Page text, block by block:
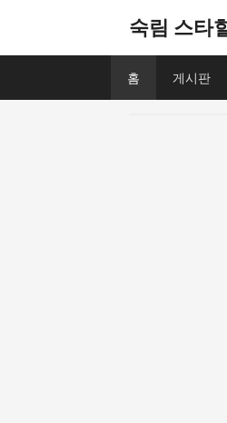
숙림 스타
홈 게시판